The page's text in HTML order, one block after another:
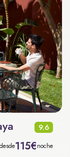
9.6
desde115€noche